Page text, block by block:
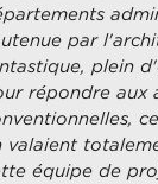
par
plein
répondre aux
valaient
équipe de